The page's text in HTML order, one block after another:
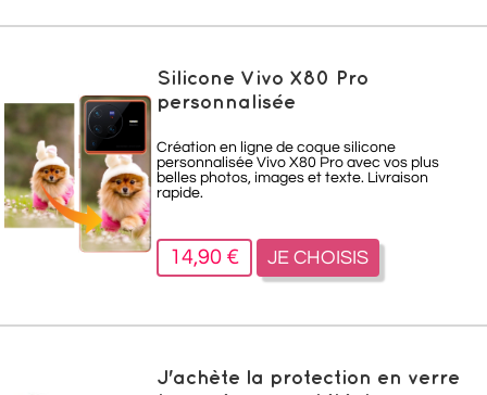
Silicone Vivo X80 Pro
personnalisée
Création en ligne de coque silicone
personnalisée Vivo X80 Pro avec vos plus
belles photos, images et texte. Livraison
rapide.
14,90 € JE CHOISIS
J'achète la protection en verre